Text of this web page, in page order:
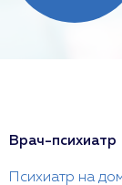
Врач-психиатр
Психиатр на